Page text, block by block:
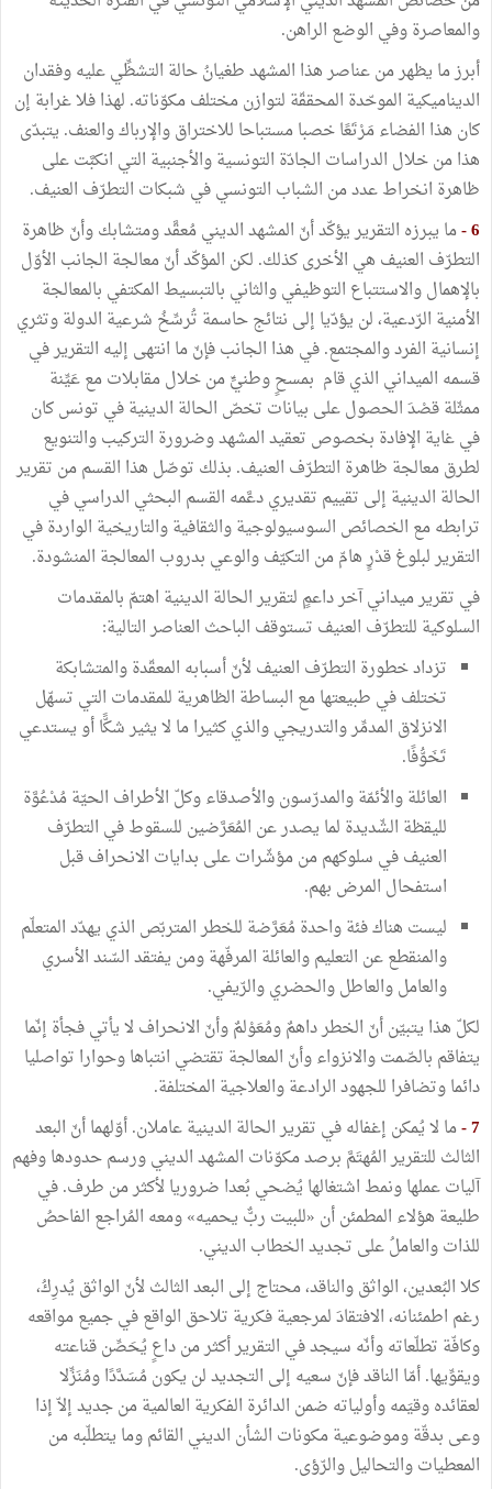
والمعاصرة وفي الوضع الراهن.
أبرز ما يظهر من عناصر هذا المشهد طغيانُ حالة التشظِّي عليه وفقدان
الديناميكية الموحّدة المحققّة لتوازن مختلف مكوّناته. لهذا فلا غرابة إن
كان هذا الفضاء مَرْتَعًا خصبا مستباحا للاختراق والإرباك والعنف. يتبدّى
هذا من خلال الدراسات الجادّة التونسية والأجنبية التي انكبَّت على
ظاهرة انخراط عدد من الشباب التونسي في شبكات التطرّف العنيف.
6 - ما يبرزه التقرير يؤكّد أنّ المشهد الديني مُعقَّد ومتشابك وأنّ ظاهرة
التطرّف العنيف هي الأخرى كذلك. لكن المؤكّد أنّ معالجة الجانب الأوّل
بالإهمال والاستتباع التوظيفي والثاني بالتبسيط المكتفي بالمعالجة
الأمنية الرّدعية، لن يؤدّيا إلى نتائج حاسمة تُرسِّخُ شرعية الدولة وتثري
إنسانية الفرد والمجتمع. في هذا الجانب فإنّ ما انتهى إليه التقرير في
قسمه الميداني الذي قام بمسحٍ وطنيٍّ من خلال مقابلات مع عَيِّنة
ممثّلة قصْدَ الحصول على بيانات تخصّ الحالة الدينية في تونس كان
في غاية الإفادة بخصوص تعقيد المشهد وضرورة التركيب والتنويع
لطرق معالجة ظاهرة التطرّف العنيف. بذلك توصّل هذا القسم من تقرير
الحالة الدينية إلى تقييم تقديري دعَّمه القسم البحثي الدراسي في
ترابطه مع الخصائص السوسيولوجية والثقافية والتاريخية الواردة في
التقرير لبلوغ قدْرٍ هامّ من التكيّف والوعي بدروب المعالجة المنشودة.
في تقرير ميداني آخر داعمٍ لتقرير الحالة الدينية اهتمّ بالمقدمات
السلوكية للتطرّف العنيف تستوقف الباحث العناصر التالية:
تزداد خطورة التطرّف العنيف لأنّ أسبابه المعقّدة والمتشابكة
تختلف في طبيعتها مع البساطة الظاهرية للمقدمات التي تسهّل
الانزلاق المدمِّر والتدريجي والذي كثيرا ما لا يثير شكًّا أو يستدعي
تَخَوُّفًا.
العائلة والأئمّة والمدرّسون والأصدقاء وكلّ الأطراف الحيّة مُدْعُوَّة
لليقظة الشّديدة لما يصدر عن المُعَرَّضين للسقوط في التطرّف
العنيف في سلوكهم من مؤشّرات على بدايات الانحراف قبل
استفحال المرض بهم.
ليست هناك فئة واحدة مُعَرَّضة للخطر المتربّص الذي يهدّد المتعلّم
والمنقطع عن التعليم والعائلة المرفّهة ومن يفتقد السّند الأسري
والعامل والعاطل والحضري والرّيفي.
لكلّ هذا يتبيّن أنّ الخطر داهمٌ ومُعَوْلمٌ وأنّ الانحراف لا يأتي فجأة إنّما
يتفاقم بالصّمت والانزواء وأنّ المعالجة تقتضي انتباها وحوارا تواصليا
دائما وتضافرا للجهود الرادعة والعلاجية المختلفة.
7 - ما لا يُمكن إغفاله في تقرير الحالة الدينية عاملان. أوّلهما أنّ البعد
الثالث للتقرير المُهتَمَّ برصد مكوّنات المشهد الديني ورسم حدودها وفهم
آليات عملها ونمط اشتغالها يُضحي بُعدا ضروريا لأكثر من طرف. في
طليعة هؤلاء المطمئن أن «للبيت ربٌّ يحميه» ومعه المُراجع الفاحصُ
للذات والعاملُ على تجديد الخطاب الديني.
كلا البُعدين، الواثق والناقد، محتاج إلى البعد الثالث لأنّ الواثق يُدرِكُ،
رغم اطمئنانه، الافتقادَ لمرجعية فكرية تلاحق الواقع في جميع مواقعه
وكافّة تطلّعاته وأنّه سيجد في التقرير أكثر من داعٍ يُحَصِّن قناعته
ويقوِّيها. أمّا الناقد فإنّ سعيه إلى التجديد لن يكون مُسَدَّدًا ومُنَزِّلا
لعقائده وقيَمه وأولياته ضمن الدائرة الفكرية العالمية من جديد إلاّ إذا
وعى بدقّة وموضوعية مكونات الشأن الديني القائم وما يتطلّبه من
المعطيات والتحاليل والرّؤى.